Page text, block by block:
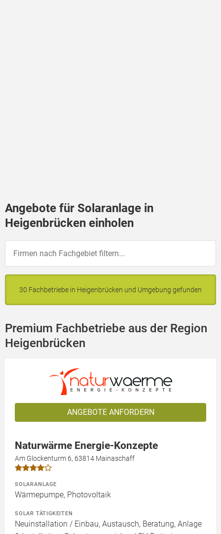
Angebote für Solaranlage in
Heigenbrücken einholen
30 Fachbetriebe in Heigenbrücken und Umgebung gefunden
Premium Fachbetriebe aus der Region
Heigenbrücken
ANGEBOTE ANFORDERN
Naturwärme Energie-Konzepte
Am Glockenturm 6, 63814 Mainaschaff
SOLARANLAGE
Wärmepumpe, Photovoltaik
SOLAR TÄTIGKEITEN
Neuinstallation / Einbau, Austausch, Beratung, Anlage